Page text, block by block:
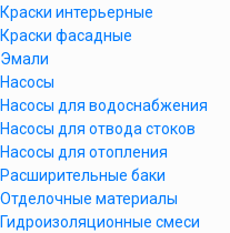
Краски интерьерные
Краски фасадные
Эмали
Насосы
Насосы для водоснабжения
Насосы для отвода стоков
Насосы для отопления
Расширительные баки
Отделочные материалы
Гидроизоляционные смеси